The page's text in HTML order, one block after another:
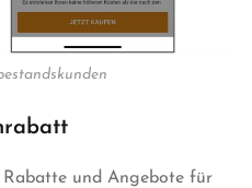
und Angebote für